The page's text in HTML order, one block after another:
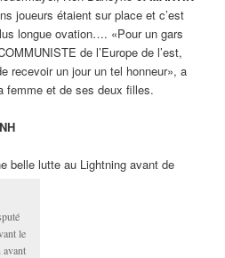
joueurs étaient sur place et c’est
longue ovation…. «Pour un gars
de l’Europe de l’est,
recevoir un jour un tel honneur», a
femme et de ses deux filles.
belle lutte au Lightning avant de
le